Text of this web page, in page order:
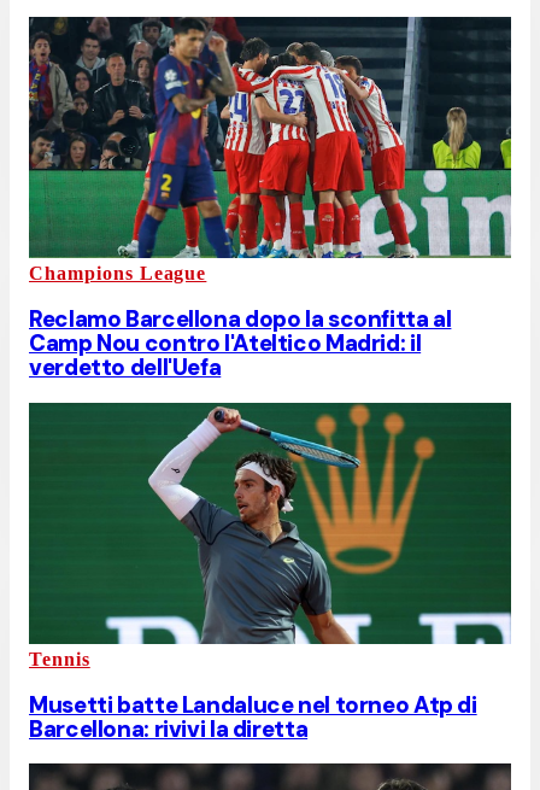
Champions League
Reclamo Barcellona dopo la sconfitta al
Camp Nou contro l'Ateltico Madrid: il
verdetto dell'Uefa
Tennis
Musetti batte Landaluce nel torneo Atp di
Barcellona: rivivi la diretta